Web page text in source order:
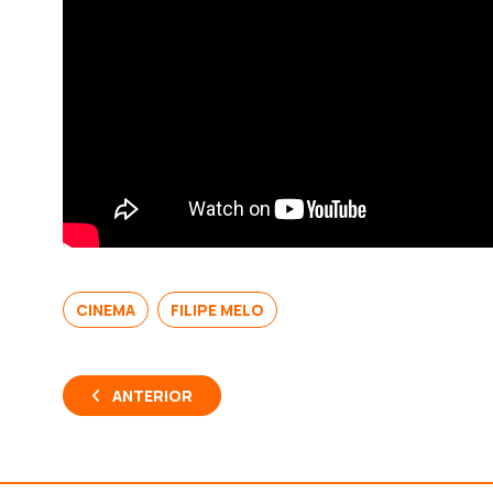
CINEMA FILIPE MELO
ANTERIOR